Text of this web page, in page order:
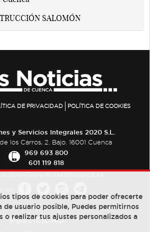
DE PRIVACIDAD POLÍTICA DE COOKIES
y Servicios Integrales 2020 S.L.
los Carros, 2. Bajo. 16001 Cuenca
969 693 800
601 119 818
PUBLICIDAD:
tipos de cookies para poder ofrecerte
de usuario posible, Puedes permitirnos
o realizar tus ajustes personalizados a